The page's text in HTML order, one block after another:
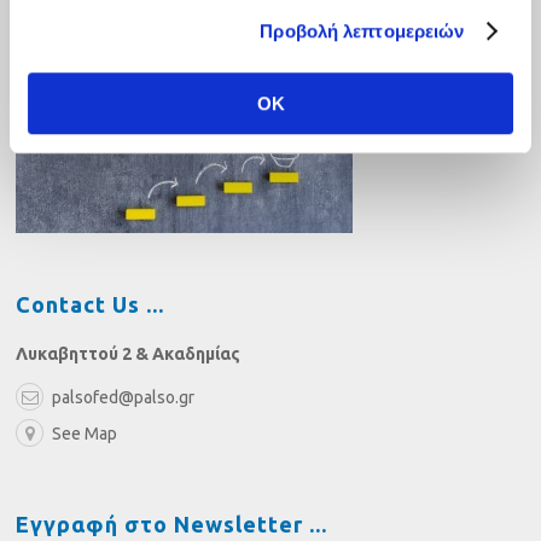
Προβολή λεπτομερειών
OK
Contact Us
Λυκαβηττού 2 & Ακαδημίας
palsofed@palso.gr
See Map
Εγγραφή στο Newsletter